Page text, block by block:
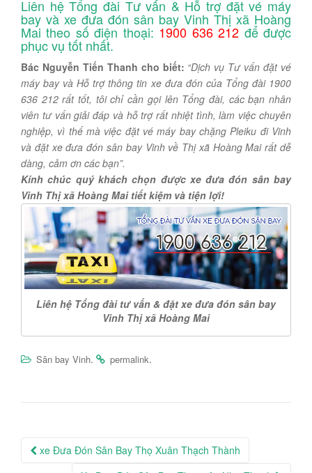
Liên hệ Tổng đài Tư vấn & Hỗ trợ đặt vé máy
bay và xe đưa đón sân bay Vinh Thị xã Hoàng
Mai theo số điện thoại: 1900 636 212 để được
phục vụ tốt nhất.
Bác Nguyễn Tiến Thanh cho biết: “Dịch vụ Tư vấn đặt vé
máy bay và Hỗ trợ thông tin xe đưa đón của Tổng đài 1900
636 212 rất tốt, tôi chỉ cần gọi lên Tổng đài, các bạn nhân
viên tư vấn giải đáp và hỗ trợ rất nhiệt tình, làm việc chuyên
nghiệp, vì thế mà việc đặt vé máy bay chặng Pleiku đi Vinh
và đặt xe đưa đón sân bay Vinh về Thị xã Hoàng Mai rất dễ
dàng, cảm ơn các bạn”.
Kính chúc quý khách chọn được xe đưa đón sân bay
Vinh Thị xã Hoàng Mai tiết kiệm và tiện lợi!
Liên hệ Tổng đài tư vấn & đặt xe đưa đón sân bay
Vinh Thị xã Hoàng Mai
Sân bay Vinh. permalink.
Post
xe Đưa Đón Sân Bay Thọ Xuân Thạch Thành